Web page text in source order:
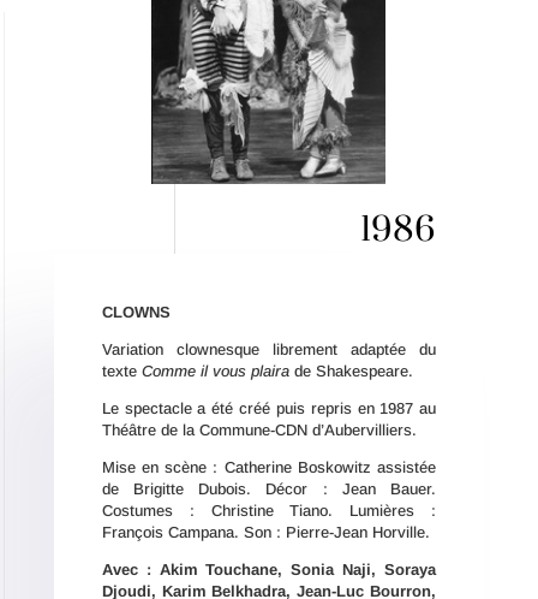
1986
CLOWNS
Variation clownesque librement adaptée du
texte Comme il vous plairade Shakespeare.
Le spectacle a été créé puis repris en 1987 au
Théâtre de la Commune-CDN d’Aubervilliers.
Mise en scène : Catherine Boskowitz assistée
de Brigitte Dubois. Décor : Jean Bauer.
Costumes : Christine Tiano. Lumières :
François Campana. Son : Pierre-Jean Horville.
Avec : Akim Touchane, Sonia Naji, Soraya
Djoudi, Karim Belkhadra, Jean-Luc Bourron,